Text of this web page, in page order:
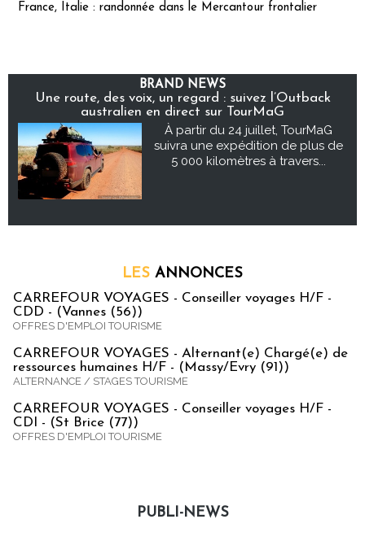
France, Italie : randonnée dans le Mercantour frontalier
BRAND NEWS
Une route, des voix, un regard : suivez l’Outback
australien en direct sur TourMaG
À partir du 24 juillet, TourMaG
suivra une expédition de plus de
5 000 kilomètres à travers...
LES ANNONCES
CARREFOUR VOYAGES - Conseiller voyages H/F -
CDD - (Vannes (56))
OFFRES D'EMPLOI TOURISME
CARREFOUR VOYAGES - Alternant(e) Chargé(e) de
ressources humaines H/F - (Massy/Evry (91))
ALTERNANCE / STAGES TOURISME
CARREFOUR VOYAGES - Conseiller voyages H/F -
CDI - (St Brice (77))
OFFRES D'EMPLOI TOURISME
PUBLI-NEWS